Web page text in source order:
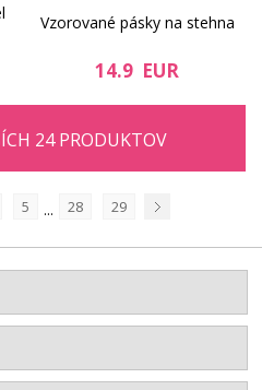
Vzorované pásky na stehna
14.9 EUR
24 PRODUKTOV
5 ... 28
29